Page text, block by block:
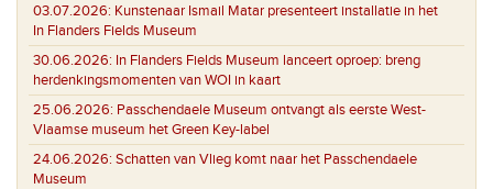
03.07.2026: Kunstenaar Ismail Matar presenteert installatie in het
In Flanders Fields Museum
30.06.2026: In Flanders Fields Museum lanceert oproep: breng
herdenkingsmomenten van WOI in kaart
25.06.2026: Passchendaele Museum ontvangt als eerste West-
Vlaamse museum het Green Key-label
24.06.2026: Schatten van Vlieg komt naar het Passchendaele
Museum